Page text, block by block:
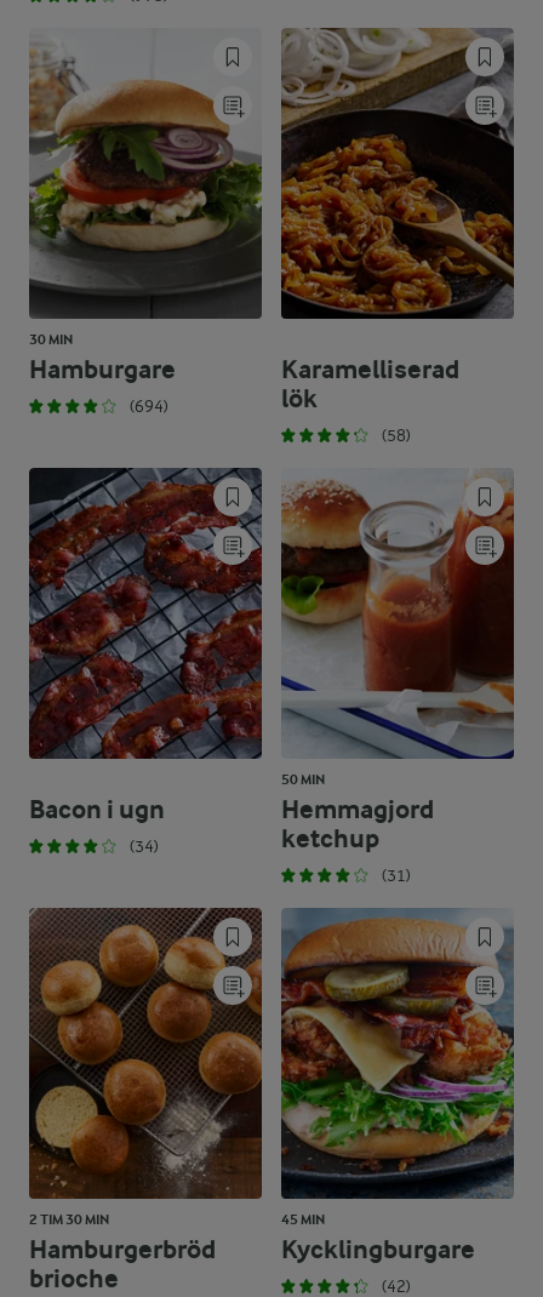
30 MIN
Hamburgare
(694)
Karamelliserad
lök
(58)
Bacon i ugn
(34)
50 MIN
Hemmagjord
ketchup
(31)
2 TIM 30 MIN
Hamburgerbröd
brioche
45 MIN
Kycklingburgare
(42)